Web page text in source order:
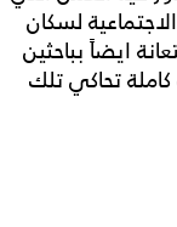
لسكان
ايضاً بباحثين
تحاكي تلك